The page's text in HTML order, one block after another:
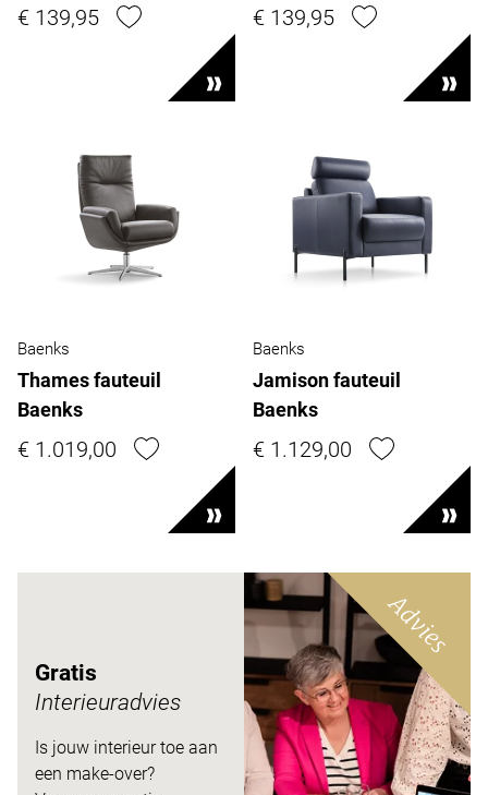
€ 139,95 € 139,95
Baenks
Thames fauteuil
Baenks
€ 1.019,00
Baenks
Jamison fauteuil
Baenks
€ 1.129,00
Gratis
Interieuradvies
Is jouw interieur toe aan
een make-over?
Advies